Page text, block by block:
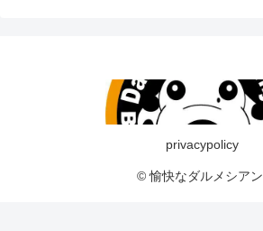
privacypolicy
© 愉快なダルメシアン.